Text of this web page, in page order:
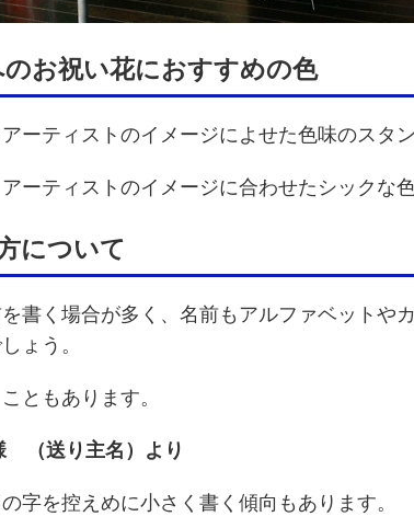
のお祝い花におすすめの色
ーティストのイメージによせた色味のスタ
ーティストのイメージに合わせたシックな
について
書く場合が多く、名前もアルファベットや
ょう。
ともあります。
送り主名）より
字を控えめに小さく書く傾向もあります。